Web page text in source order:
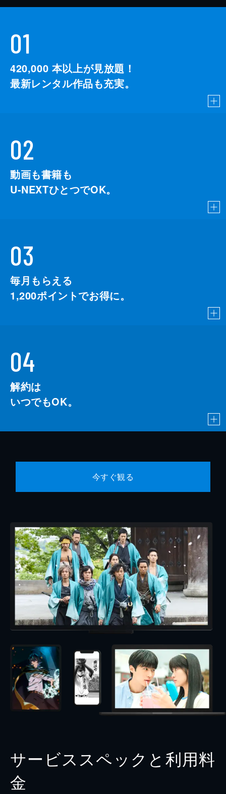
01
420,000 本以上が見放題！
最新レンタル作品も充実。
02
動画も書籍も
U-NEXTひとつでOK。
03
毎月もらえる
1,200ポイントでお得に。
04
解約は
いつでもOK。
今すぐ観る
サービススペックと利用料
金